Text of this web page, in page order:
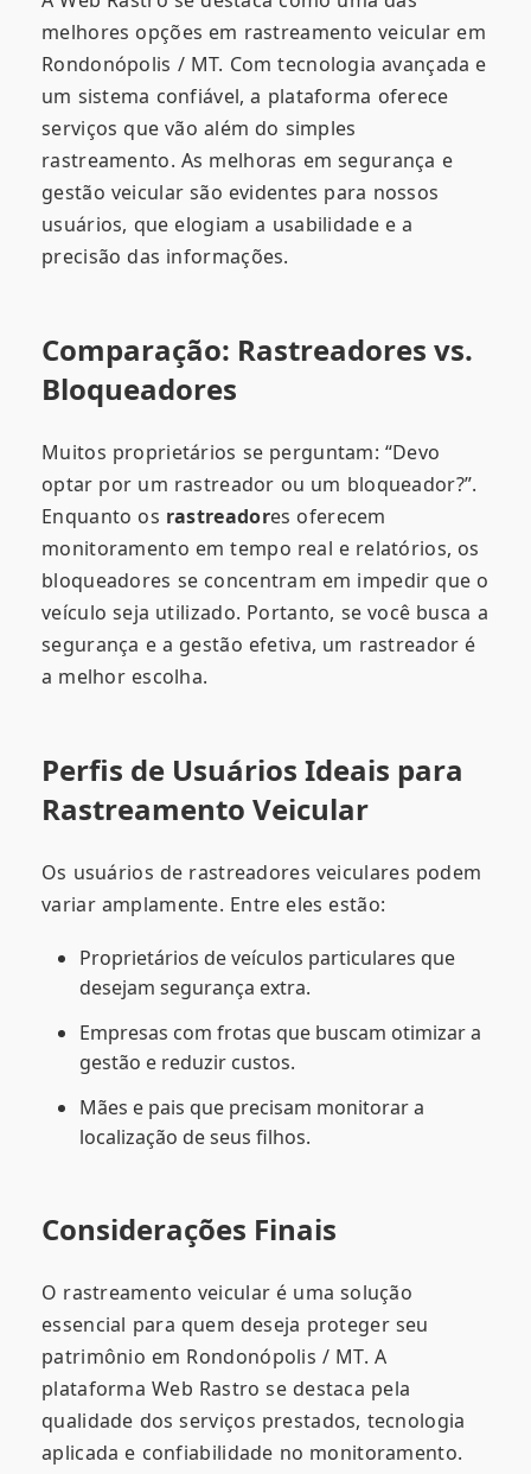
melhores opções em rastreamento veicular em
Rondonópolis / MT. Com tecnologia avançada e
um sistema confiável, a plataforma oferece
serviços que vão além do simples
rastreamento. As melhoras em segurança e
gestão veicular são evidentes para nossos
usuários, que elogiam a usabilidade e a
precisão das informações.
Comparação: Rastreadores vs.
Bloqueadores
Muitos proprietários se perguntam: “Devo
optar por um rastreador ou um bloqueador?”.
Enquanto os rastreadores oferecem
monitoramento em tempo real e relatórios, os
bloqueadores se concentram em impedir que o
veículo seja utilizado. Portanto, se você busca a
segurança e a gestão efetiva, um rastreador é
a melhor escolha.
Perfis de Usuários Ideais para
Rastreamento Veicular
Os usuários de rastreadores veiculares podem
variar amplamente. Entre eles estão:
Proprietários de veículos particulares que
desejam segurança extra.
Empresas com frotas que buscam otimizar a
gestão e reduzir custos.
Mães e pais que precisam monitorar a
localização de seus filhos.
Considerações Finais
O rastreamento veicular é uma solução
essencial para quem deseja proteger seu
patrimônio em Rondonópolis / MT. A
plataforma Web Rastro se destaca pela
qualidade dos serviços prestados, tecnologia
aplicada e confiabilidade no monitoramento.